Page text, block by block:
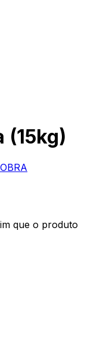
(15kg)
que o produto